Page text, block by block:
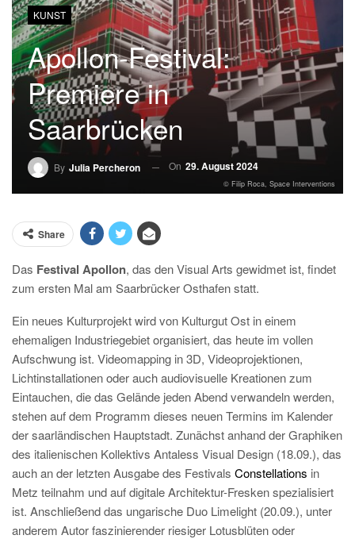
KUNST
Apollon-Festival:
Premiere in
Saarbrücken
By Julia Percheron On 29. August 2024
© Filip Roca, Space Interventions
Share
Das Festival Apollon, das den Visual Arts gewidmet ist, findet
zum ersten Mal am Saarbrücker Osthafen statt.
Ein neues Kulturprojekt wird von Kulturgut Ost in einem
ehemaligen Industriegebiet organisiert, das heute im vollen
Aufschwung ist. Videomapping in 3D, Videoprojektionen,
Lichtinstallationen oder auch audiovisuelle Kreationen zum
Eintauchen, die das Gelände jeden Abend verwandeln werden,
stehen auf dem Programm dieses neuen Termins im Kalender
der saarländischen Hauptstadt. Zunächst anhand der Graphiken
des italienischen Kollektivs Antaless Visual Design (18.09.), das
auch an der letzten Ausgabe des Festivals Constellations in
Metz teilnahm und auf digitale Architektur-Fresken spezialisiert
ist. Anschließend das ungarische Duo Limelight (20.09.), unter
anderem Autor faszinierender riesiger Lotusblüten oder